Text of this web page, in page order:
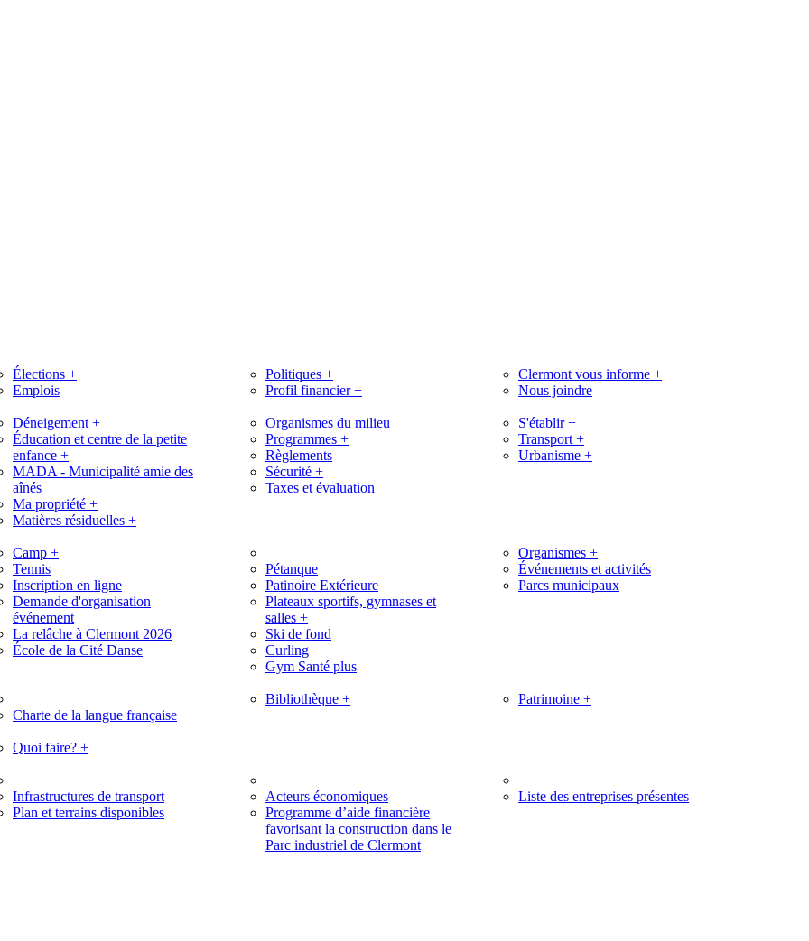
Élections +
Emplois
Politiques +
Profil financier+
Clermont vous informe +
Nous joindre
Déneigement +
Éducation et centre de la petite
enfance +
MADA - Municipalité amie des
aînés
Ma propriété +
Matières résiduelles +
Organismes du milieu
Programmes +
Règlements
Sécurité +
Taxes et évaluation
S'établir+
Transport +
Urbanisme +
Camp +
Tennis
Inscription en ligne
Demande d'organisation
événement
La relâche à Clermont 2026
École de la Cité Danse
Pétanque
Patinoire Extérieure
Plateaux sportifs, gymnases et
salles +
Ski de fond
Curling
Gym Santé plus
Organismes +
Événements et activités
Parcs municipaux
Charte de la langue française
Bibliothèque + Patrimoine +
Quoi faire? +
Infrastructures de transport
Plan et terrains disponibles
Acteurs économiques
Programme d’aide financière
favorisant la construction dans le
Parc industriel de Clermont
Liste des entreprises présentes